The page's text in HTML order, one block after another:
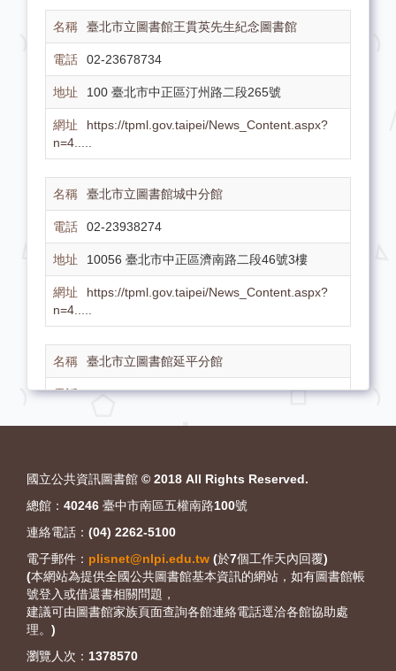
臺北市立圖書館王貫英先生紀念圖書館
02-23678734
100 臺北市中正區汀州路二段265號
https://tpml.gov.taipei/News_Content.aspx?
n=4.....
臺北市立圖書館城中分館
02-23938274
10056 臺北市中正區濟南路二段46號3樓
https://tpml.gov.taipei/News_Content.aspx?
n=4.....
臺北市立圖書館延平分館
02-25528534
103 臺北市大同區保安街47號
n=4.....
臺北市立圖書館大同分館
02-25943236
103 臺北市大同區重慶北路三段318號
國立公共資訊圖書館 © 2018 All Rights Reserved.
總館：40246 臺中市南區五權南路100號
連絡電話：(04) 2262-5100
電子郵件： plisnet@nlpi.edu.tw (於7個工作天內回覆)
(本網站為提供全國公共圖書館基本資訊的網站，如有圖書館帳
號登入或借還書相關問題，
建議可由圖書館家族頁面查詢各館連絡電話逕洽各館協助處
理。)
瀏覽人次： 1378570